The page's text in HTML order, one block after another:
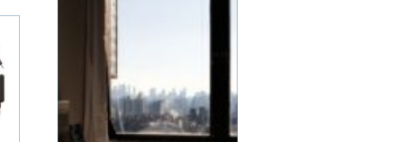
mere end pæne vægge.
Det handler om at
understøtte
arbejdsmiljøet, signalere
kvalitet over for
kunderne og beskytt...